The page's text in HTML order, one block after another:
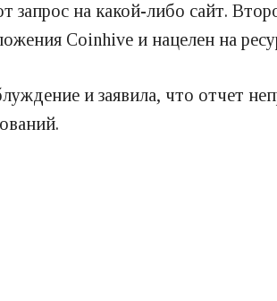
на какой-либо сайт.
Coinhive и нацелен на
и заявила, что отчет